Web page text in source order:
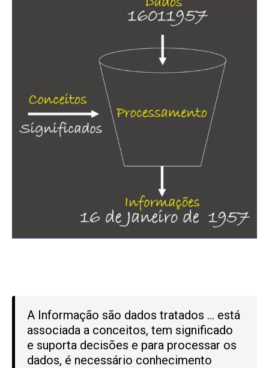
A Informação são dados tratados … está
associada a conceitos, tem significado
e suporta decisões e para processar os
dados, é necessário conhecimento